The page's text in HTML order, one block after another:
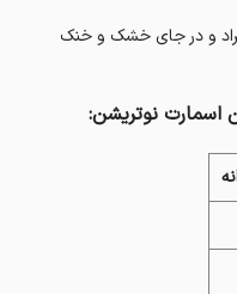
25 درجه سانتی گراد و در جای خشک و خنک
اسمارت نوتریشن: